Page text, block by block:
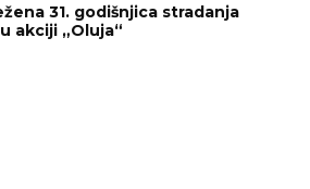
31. godišnjica stradanja
akciji „Oluja“